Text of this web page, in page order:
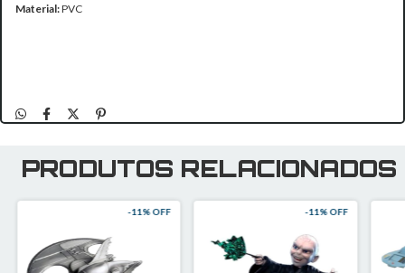
Material:PVC
PRODUTOS RELACIONADOS
-11% OFF -11% OFF